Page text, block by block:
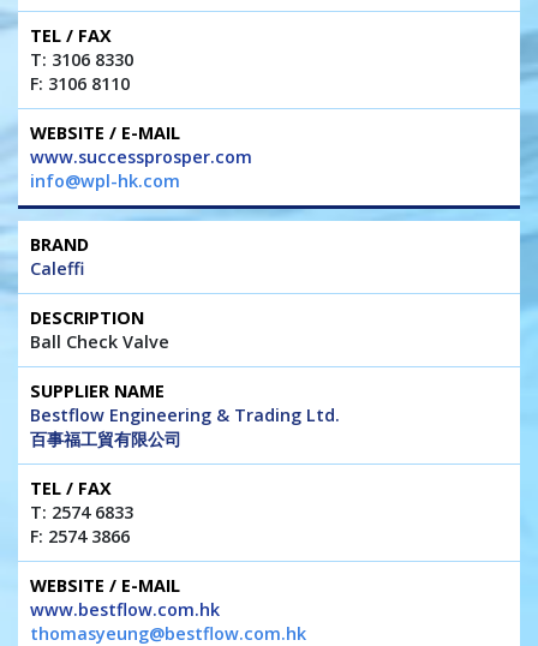
T: 3106 8330
F: 3106 8110
www.successprosper.com
info@wpl-hk.com
Caleffi
Ball Check Valve
Bestflow Engineering & Trading Ltd.
百事福工貿有限公司
T: 2574 6833
F: 2574 3866
www.bestflow.com.hk
thomasyeung@bestflow.com.hk